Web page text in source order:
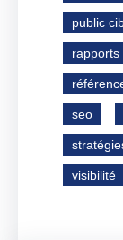
public
rapports
seo
visibilité